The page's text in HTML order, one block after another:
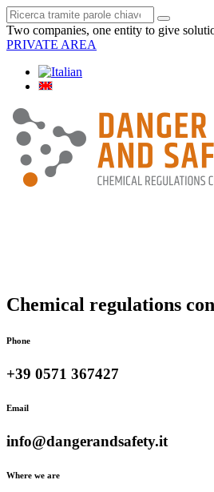
Two companies, one entity to give
PRIVATE AREA
Chemical regulations
Phone
+39 0571 367427
Email
info@dangerandsafety.it
Where we are